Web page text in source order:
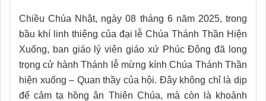
Chiều Chúa Nhật, ngày 08 tháng 6 năm 2025, trong
bầu khí linh thiêng của đại lễ Chúa Thánh Thần Hiện
Xuống, ban giáo lý viên giáo xứ Phúc Đông đã long
trọng cử hành Thánh lễ mừng kính Chúa Thánh Thần
hiện xuống – Quan thầy của hội. Đây không chỉ là dịp
để cảm tạ hồng ân Thiên Chúa, mà còn là khoảnh